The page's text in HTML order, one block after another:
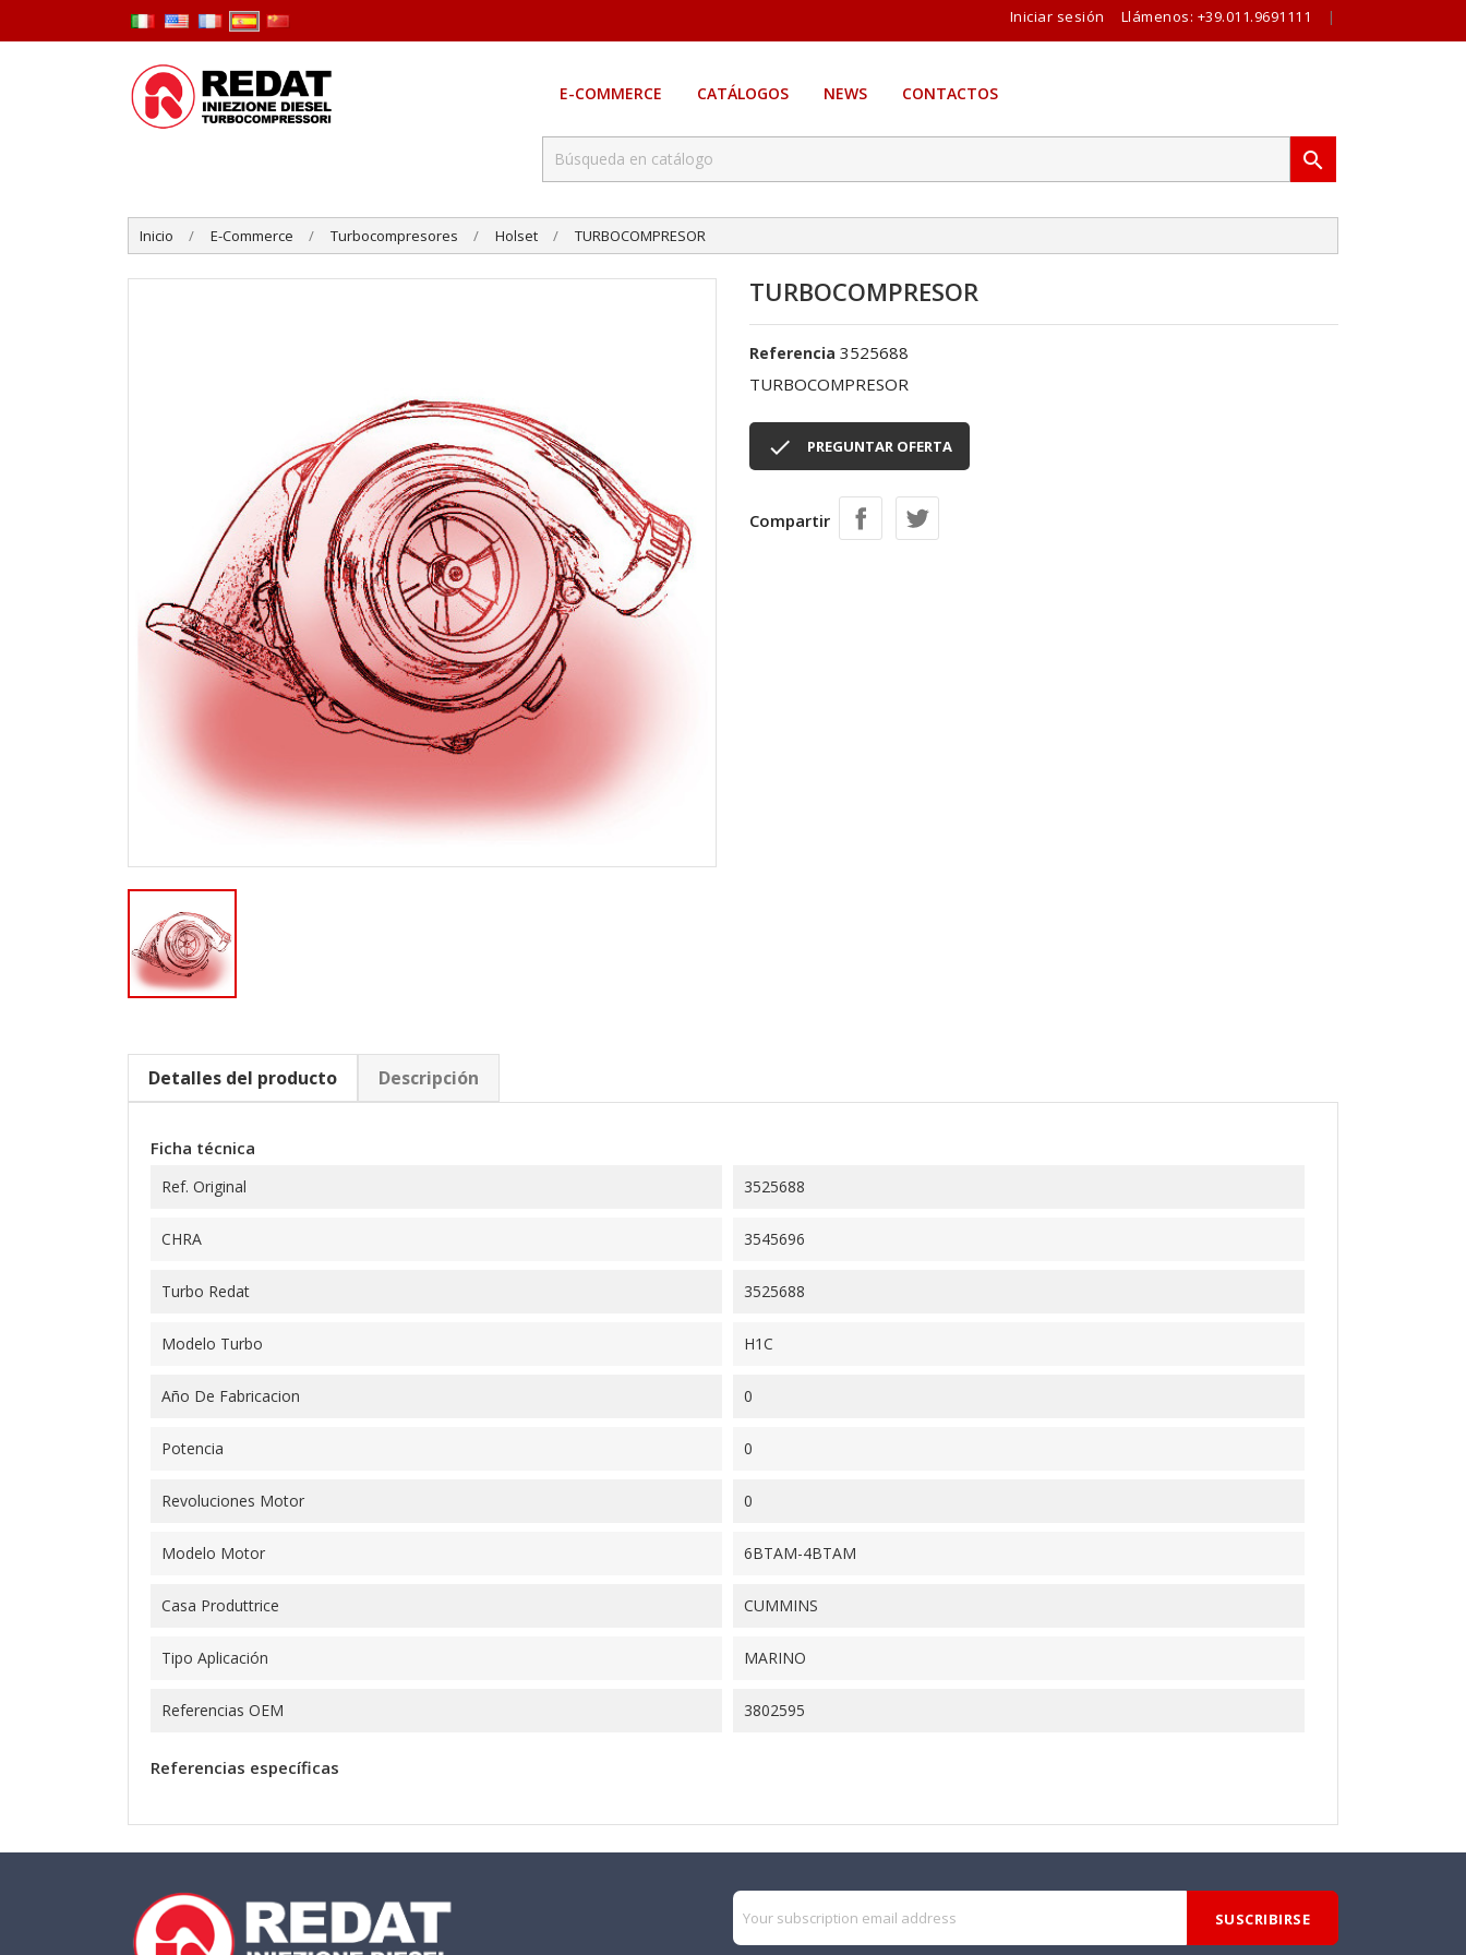
Iniciar sesión Llámenos: +39.011.9691111 |
E-COMMERCE CATÁLOGOS NEWS CONTACTOS

Inicio E-Commerce Turbocompresores Holset TURBOCOMPRESOR
TURBOCOMPRESOR
Referencia 3525688
TURBOCOMPRESOR
 PREGUNTAR OFERTA
Compartir
Detalles del producto Descripción
Ficha técnica
Ref. Original 3525688
CHRA 3545696
Turbo Redat 3525688
Modelo Turbo H1C
Año De Fabricacion 0
Potencia 0
Revoluciones Motor 0
Modelo Motor 6BTAM-4BTAM
Casa Produttrice CUMMINS
Tipo Aplicación MARINO
Referencias OEM 3802595
Referencias específicas